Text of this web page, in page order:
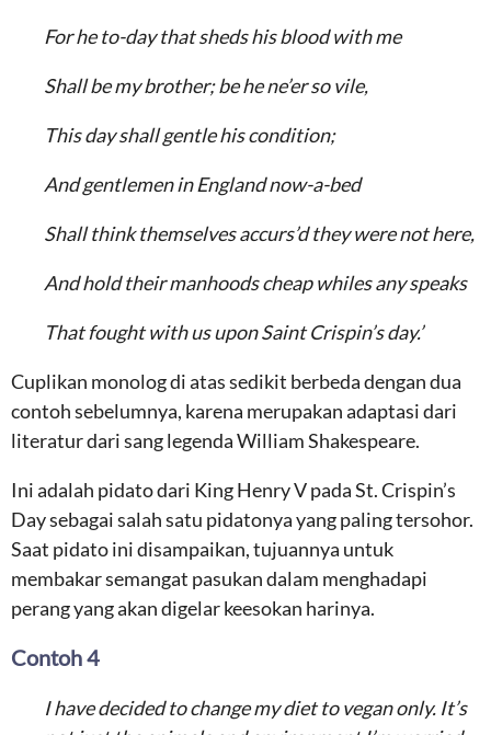
For he to-day that sheds his blood with me
Shall be my brother; be he ne’er so vile,
This day shall gentle his condition;
And gentlemen in England now-a-bed
Shall think themselves accurs’d they were not here,
And hold their manhoods cheap whiles any speaks
That fought with us upon Saint Crispin’s day.’
Cuplikan monolog di atas sedikit berbeda dengan dua
contoh sebelumnya, karena merupakan adaptasi dari
literatur dari sang legenda William Shakespeare.
Ini adalah pidato dari King Henry V pada St. Crispin’s
Day sebagai salah satu pidatonya yang paling tersohor.
Saat pidato ini disampaikan, tujuannya untuk
membakar semangat pasukan dalam menghadapi
perang yang akan digelar keesokan harinya.
Contoh 4
I have decided to change my diet to vegan only. It’s